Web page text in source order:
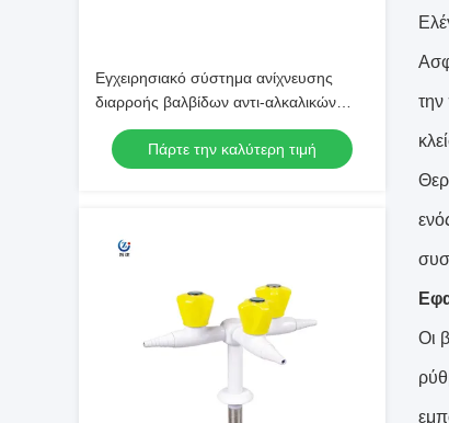
Εγχειρησιακό σύστημα ανίχνευσης
διαρροής βαλβίδων αντι-αλκαλικών
εργαστηριακών βρύσεων αερίου
Πάρτε την καλύτερη τιμή
την
Οι